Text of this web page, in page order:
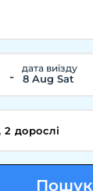
-
дата виїзду
8 Aug Sat
Пошук